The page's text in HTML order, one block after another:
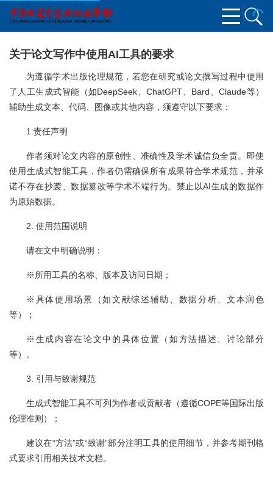
关于论文写作中使用AI工具的要求
为遵循学术出版伦理规范，若您在研究或论文撰写过程中使用
了人工生成式智能（如DeepSeek、ChatGPT、Bard、Claude等）
辅助生成文本、代码、图像或其他内容，须遵守以下要求：
1.责任声明
作者须对论文内容的原创性、准确性及学术诚信负全责。即使
使用生成式智能工具，作者仍需确保所有成果符合学术规范，并承
诺不存在抄袭、数据篡改等学术不端行为。禁止以AI生成的数据作
为原始数据。
2. 使用范围说明
请在文中明确说明：
※所用工具的名称、版本及访问日期；
※具体使用场景（如文献综述辅助、数据分析、文本润色
等）；
※生成内容在论文中的具体位置（如方法描述、讨论部分
等）。
3. 引用与致谢规范
生成式智能工具不可列为作者或贡献者（遵循COPE等国际出版
伦理准则）；
建议在“方法”或“致谢”部分注明工具的使用细节，并参考期刊格
式要求引用相关技术文档。